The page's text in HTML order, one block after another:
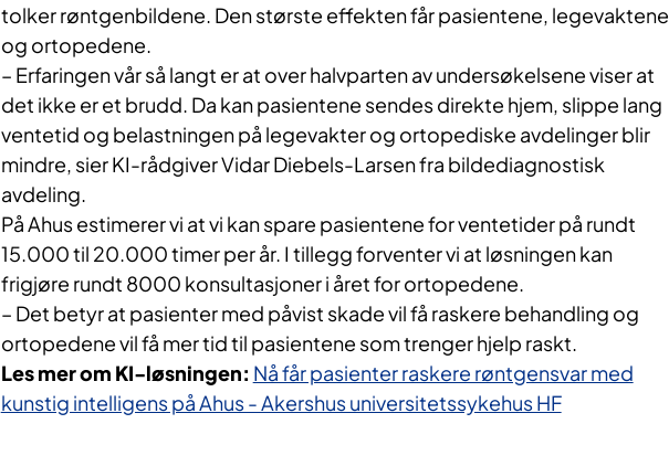
tolker røntgenbildene. Den største effekten får pasientene, legevaktene
og ortopedene.
– Erfaringen vår så langt er at over halvparten av undersøkelsene viser at
det ikke er et brudd. Da kan pasientene sendes direkte hjem, slippe lang
ventetid og belastningen på legevakter og ortopediske avdelinger blir
mindre, sier KI-rådgiver Vidar Diebels-Larsen fra bildediagnostisk
avdeling.
På Ahus estimerer vi at vi kan spare pasientene for ventetider på rundt
15.000 til 20.000 timer per år. I tillegg forventer vi at løsningen kan
frigjøre rundt 8000 konsultasjoner i året for ortopedene.
– Det betyr at pasienter med påvist skade vil få raskere behandling og
ortopedene vil få mer tid til pasientene som trenger hjelp raskt.
Les mer om KI-løsningen: Nå får pasienter raskere røntgensvar med
kunstig intelligens på Ahus - Akershus universitetssykehus HF